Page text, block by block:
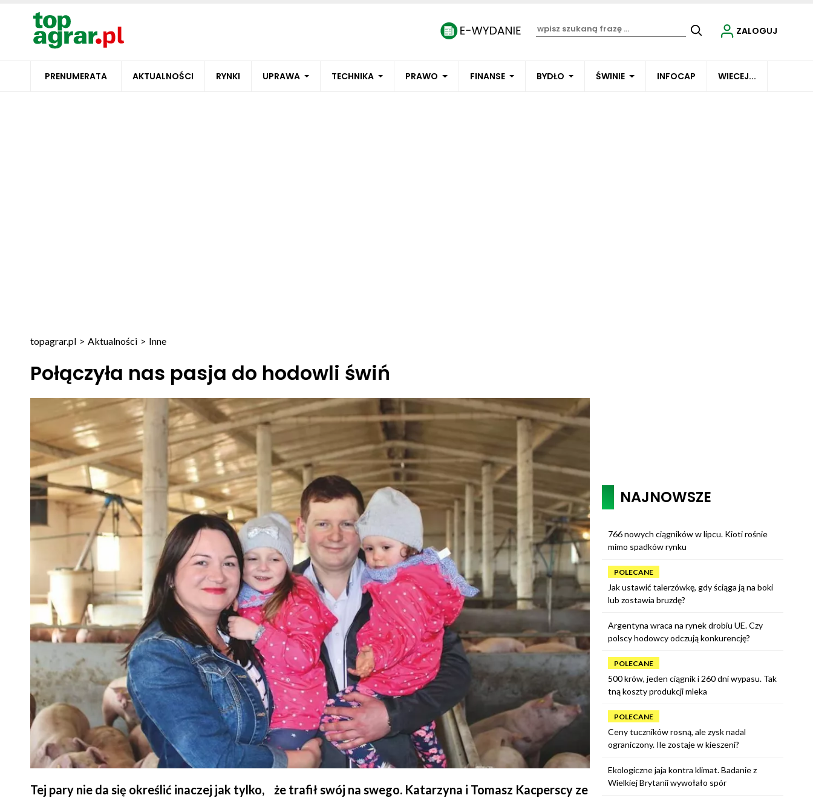
PRENUMERATA AKTUALNOŚCI RYNKI UPRAWA TECHNIKA PRAWO FINANSE BYDŁO ŚWINIE INFOCAP WIECEJ...
ZALOGUJ
topagrar.pl > Aktualności > Inne
Połączyła nas pasja do hodowli świń
Tej pary nie da się określić inaczej jak tylko, że trafił swój na swego. Katarzyna i Tomasz Kacperscy ze
NAJNOWSZE
766 nowych ciągników w lipcu. Kioti rośnie
mimo spadków rynku
POLECANE
Jak ustawić talerzówkę, gdy ściąga ją na boki
lub zostawia bruzdę?
Argentyna wraca na rynek drobiu UE. Czy
polscy hodowcy odczują konkurencję?
POLECANE
500 krów, jeden ciągnik i 260 dni wypasu. Tak
tną koszty produkcji mleka
POLECANE
Ceny tuczników rosną, ale zysk nadal
ograniczony. Ile zostaje w kieszeni?
Ekologiczne jaja kontra klimat. Badanie z
Wielkiej Brytanii wywołało spór